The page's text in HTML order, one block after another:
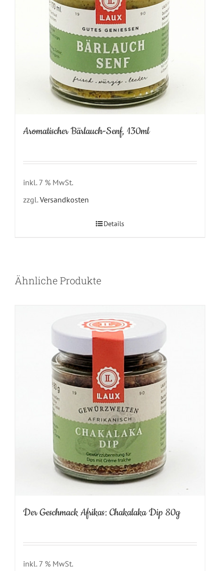
Aromatischer Bärlauch-Senf, 130ml
inkl. 7 % MwSt.
zzgl.Versandkosten
Details
Ähnliche Produkte
Der Geschmack Afrikas: Chakalaka Dip 80g
inkl. 7 % MwSt.